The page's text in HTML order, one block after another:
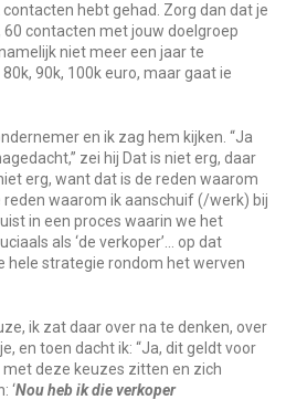
hebt gehad. Zorg dan dat je
60 contacten met jouw doelgroep
niet meer een jaar te
90k, 100k euro, maar gaat ie
en ik zag hem kijken. “Ja
zei hij Dat is niet erg, daar
erg, want dat is de reden waarom
reden waarom ik aanschuif (/werk) bij
in een proces waarin we het
als ‘de verkoper’… op dat
hele strategie rondom het werven
ik zat daar over na te denken, over
en toen dacht ik: “Ja, dit geldt voor
deze keuzes zitten en zich
‘Nou heb ik die verkoper